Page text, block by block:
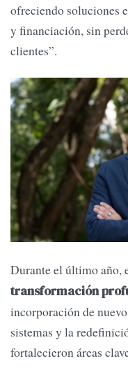
ofreciendo soluciones
y financiación, sin
clientes”.
Durante el último año,
transformación
incorporación de
sistemas y la
fortalecieron áreas